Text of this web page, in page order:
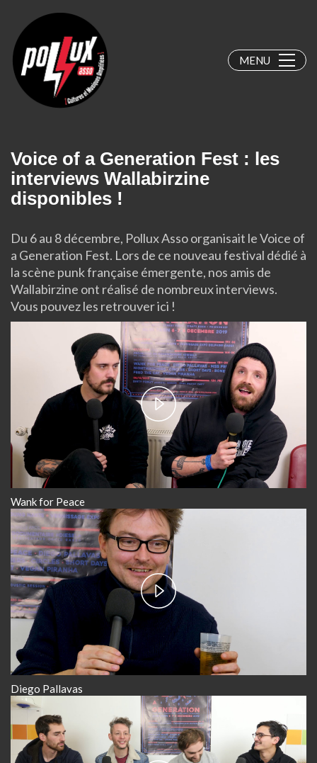
MENU
Voice of a Generation Fest : les
interviews Wallabirzine
disponibles !
Du 6 au 8 décembre, Pollux Asso organisait le Voice of
a Generation Fest. Lors de ce nouveau festival dédié à
la scène punk française émergente, nos amis de
Wallabirzine ont réalisé de nombreux interviews.
Vous pouvez les retrouver ici !
Play
Video
Wank for Peace
Play
Video
Diego Pallavas